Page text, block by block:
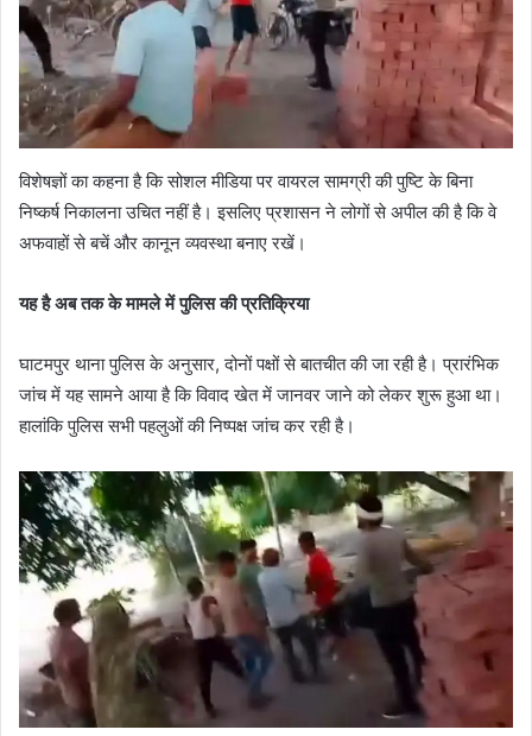
विशेषज्ञों का कहना है कि सोशल मीडिया पर वायरल सामग्री की पुष्टि के बिना
निष्कर्ष निकालना उचित नहीं है। इसलिए प्रशासन ने लोगों से अपील की है कि वे
अफवाहों से बचें और कानून व्यवस्था बनाए रखें।
यह है अब तक के मामले में पुलिस की प्रतिक्रिया
घाटमपुर थाना पुलिस के अनुसार, दोनों पक्षों से बातचीत की जा रही है। प्रारंभिक
जांच में यह सामने आया है कि विवाद खेत में जानवर जाने को लेकर शुरू हुआ था।
हालांकि पुलिस सभी पहलुओं की निष्पक्ष जांच कर रही है।